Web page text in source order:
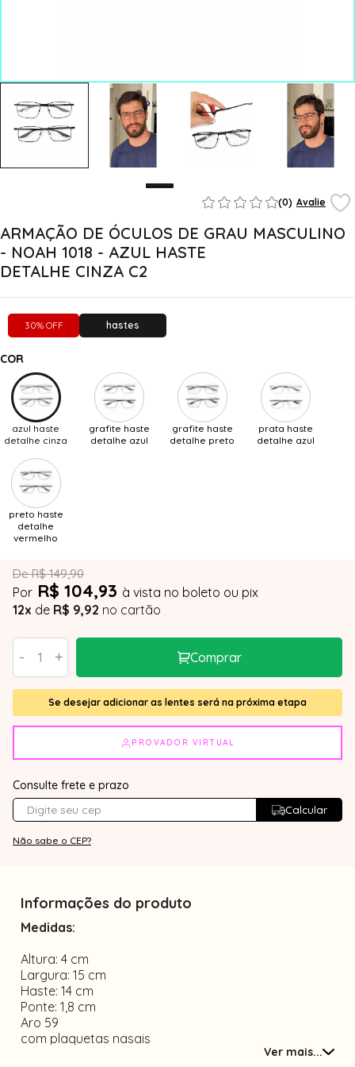
(0) Avalie
ARMAÇÃO DE ÓCULOS DE GRAU MASCULINO
- NOAH 1018 - AZUL HASTE
DETALHE CINZA C2
30% OFF
hastes
COR
azul haste
detalhe cinza
grafite haste
detalhe azul
grafite haste
detalhe preto
prata haste
detalhe azul
preto haste
detalhe
vermelho
De R$ 149,90
Por R$ 104,93 à vista no boleto ou pix
12x de R$ 9,92 no cartão
- + Comprar
Se desejar adicionar as lentes será na próxima etapa
PROVADOR VIRTUAL
Consulte frete e prazo
Calcular
Não sabe o CEP?
Informações do produto
Medidas:
Altura: 4 cm
Largura: 15 cm
Haste: 14 cm
Ponte: 1,8 cm
Aro 59
com plaquetas nasais
Ver mais...